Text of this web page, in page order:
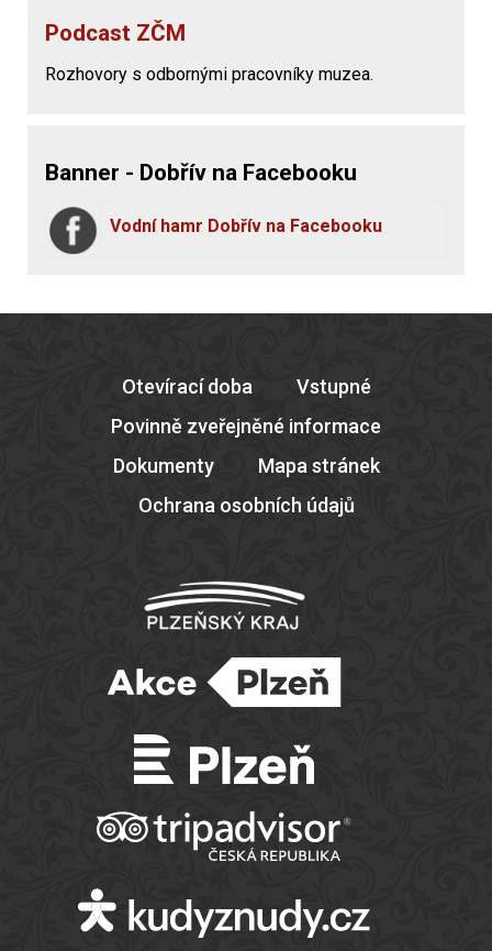
Podcast ZČM
Rozhovory s odbornými pracovníky muzea.
Banner - Dobřív na Facebooku
Vodní hamr Dobřív na Facebooku
Otevírací doba
Vstupné
Povinně zveřejněné informace
Dokumenty
Mapa stránek
Ochrana osobních údajů